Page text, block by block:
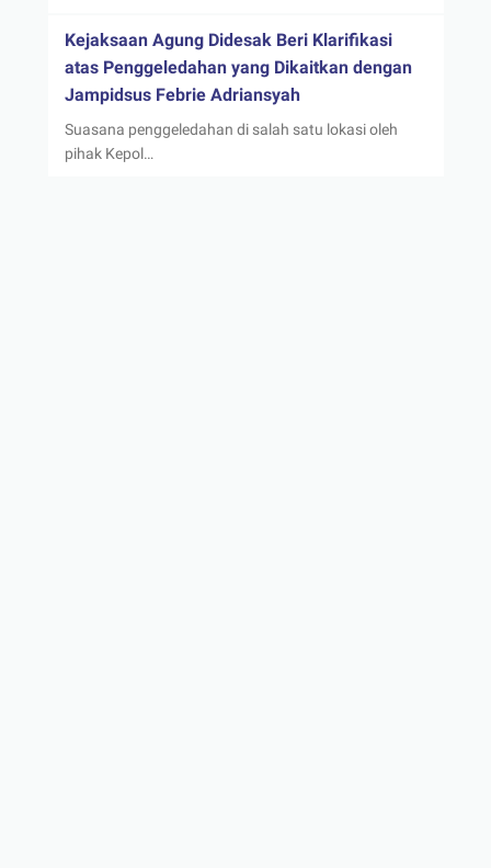
Kejaksaan Agung Didesak Beri Klarifikasi
atas Penggeledahan yang Dikaitkan dengan
Jampidsus Febrie Adriansyah
Suasana penggeledahan di salah satu lokasi oleh
pihak Kepol…